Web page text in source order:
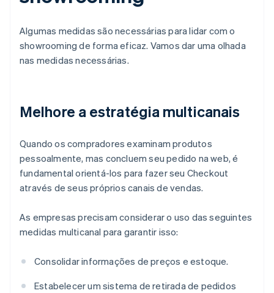
Algumas medidas são necessárias para lidar com o
showrooming de forma eficaz. Vamos dar uma olhada
nas medidas necessárias.
Melhore a estratégia multicanais
Quando os compradores examinam produtos
pessoalmente, mas concluem seu pedido na web, é
fundamental orientá-los para fazer seu Checkout
através de seus próprios canais de vendas.
As empresas precisam considerar o uso das seguintes
medidas multicanal para garantir isso:
Consolidar informações de preços e estoque.
Estabelecer um sistema de retirada de pedidos